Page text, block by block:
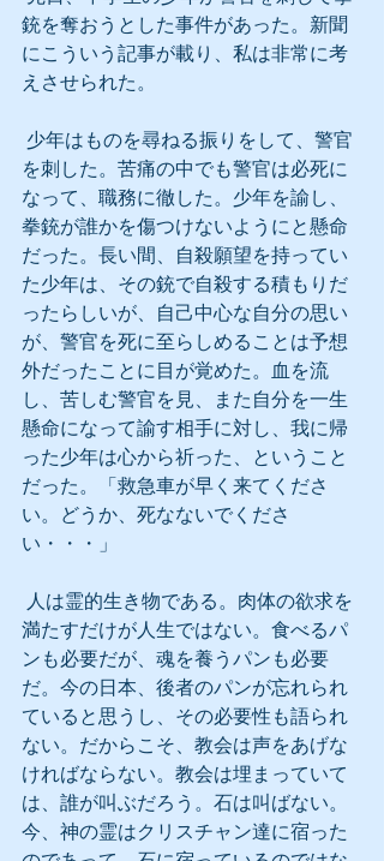
銃を奪おうとした事件があった。新聞
にこういう記事が載り、私は非常に考
えさせられた。
を刺した。苦痛の中でも警官は必死に
なって、職務に徹した。少年を諭し、
拳銃が誰かを傷つけないようにと懸命
だった。長い間、自殺願望を持ってい
た少年は、その銃で自殺する積もりだ
ったらしいが、自己中心な自分の思い
が、警官を死に至らしめることは予想
外だったことに目が覚めた。血を流
し、苦しむ警官を見、また自分を一生
懸命になって諭す相手に対し、我に帰
った少年は心から祈った、ということ
だった。「救急車が早く来てくださ
い。どうか、死なないでくださ
い・・・」
満たすだけが人生ではない。食べるパ
ンも必要だが、魂を養うパンも必要
だ。今の日本、後者のパンが忘れられ
ていると思うし、その必要性も語られ
ない。だからこそ、教会は声をあげな
ければならない。教会は埋まっていて
は、誰が叫ぶだろう。石は叫ばない。
今、神の霊はクリスチャン達に宿った